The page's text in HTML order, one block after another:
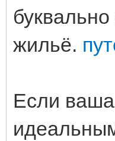
жильё.
Если